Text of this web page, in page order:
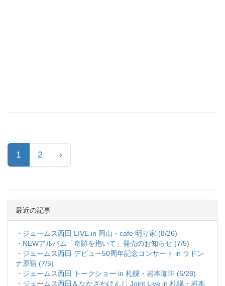
1 (current)
2 ›
最近の記事
・ジェームス西田 LIVE in 岡山・cafe 明り家 (8/26)
・NEWアルバム「奇跡を抱いて」発売のお知らせ (7/5)
・ジェームス西田 デビュー50周年記念コンサート in ラドン
ナ原宿 (7/5)
・ジェームス西田 トークショー in 札幌・岩本珈琲 (6/28)
・ジェームス西田＆なかざわけんじ Joint Live in 札幌・岩本